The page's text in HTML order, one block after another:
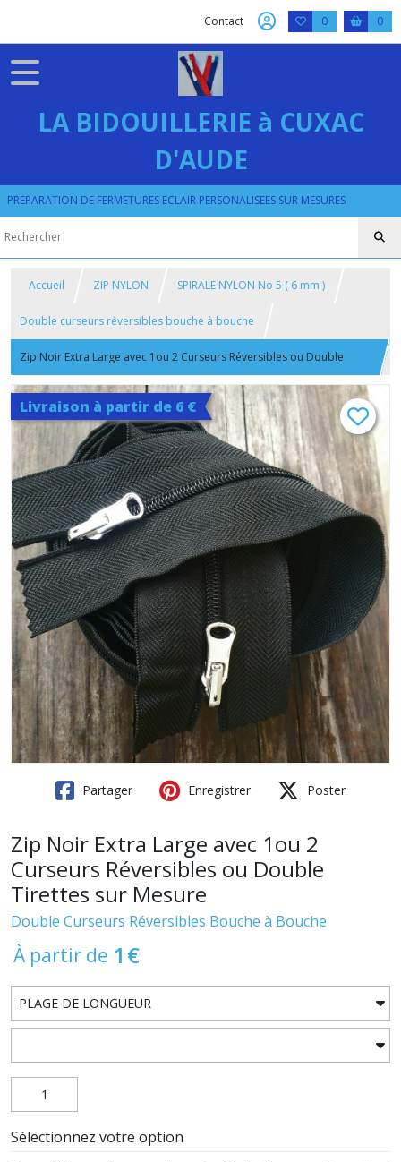
Contact 0 0
LA BIDOUILLERIE à CUXAC
D'AUDE
PREPARATION DE FERMETURES ECLAIR PERSONALISEES SUR MESURES
Accueil ZIP NYLON SPIRALE NYLON No 5 ( 6 mm )
Double curseurs réversibles bouche à bouche
Zip Noir Extra Large avec 1ou 2 Curseurs Réversibles ou Double
Tirettes sur Mesure
Livraison à partir de 6 €
Partager Enregistrer Poster
Zip Noir Extra Large avec 1ou 2
Curseurs Réversibles ou Double
Tirettes sur Mesure
Double Curseurs Réversibles Bouche à Bouche
À partir de 1 €
Sélectionnez votre option